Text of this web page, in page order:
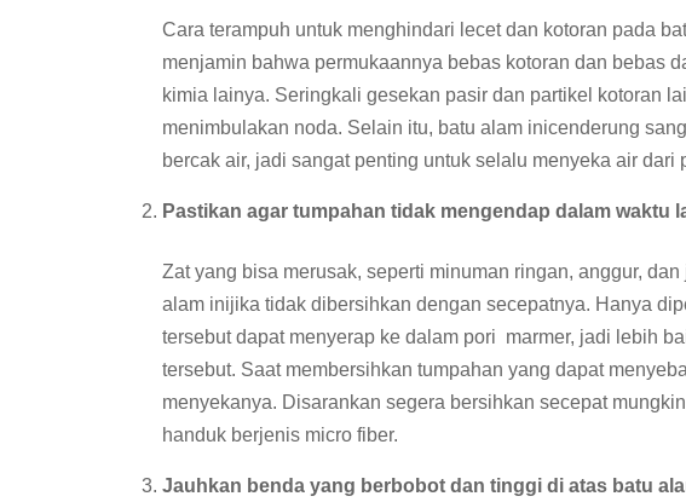
Cara terampuh untuk menghindari lecet dan kotoran pada
menjamin bahwa permukaannya bebas kotoran dan bebas
kimia lainya. Seringkali gesekan pasir dan partikel kotoran
menimbulakan noda. Selain itu, batu alam inicenderung
bercak air, jadi sangat penting untuk selalu menyeka air dari
Pastikan agar tumpahan tidak mengendap dalam waktu
Zat yang bisa merusak, seperti minuman ringan, anggur,
alam inijika tidak dibersihkan dengan secepatnya. Hanya
tersebut dapat menyerap ke dalam pori marmer, jadi lebih
tersebut. Saat membersihkan tumpahan yang dapat
menyekanya. Disarankan segera bersihkan secepat
handuk berjenis micro fiber.
Jauhkan benda yang berbobot dan tinggi di atas batu